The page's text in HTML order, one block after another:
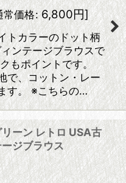
常価格: 6,800円]
トカラーのドット柄
ンテージブラウスで
もポイントです。
で、コットン・レー
す。 ※こちらの…
ーン レトロ USA古
ジブラウス